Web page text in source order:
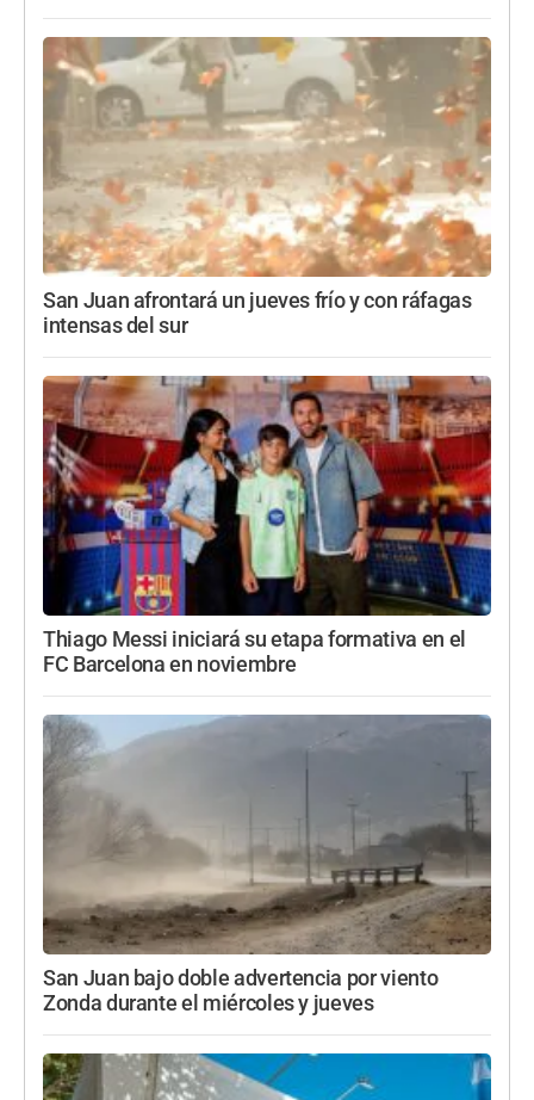
San Juan afrontará un jueves frío y con ráfagas
intensas del sur
Thiago Messi iniciará su etapa formativa en el
FC Barcelona en noviembre
San Juan bajo doble advertencia por viento
Zonda durante el miércoles y jueves